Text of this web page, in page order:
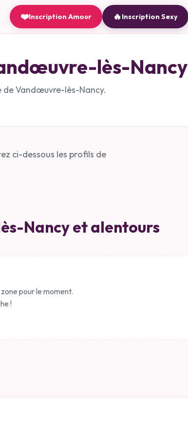
❤️Inscription Amour 🔥 Inscription Sexy
lès-Nancy
deVandœuvre-lès-Nancy.
ci-dessous les profils de
Nancy et alentours
pour le moment.
!